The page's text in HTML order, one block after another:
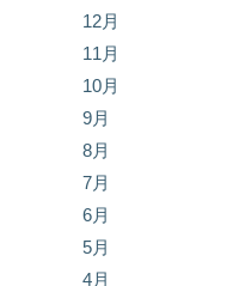
12月
11月
10月
9月
8月
7月
6月
5月
4月